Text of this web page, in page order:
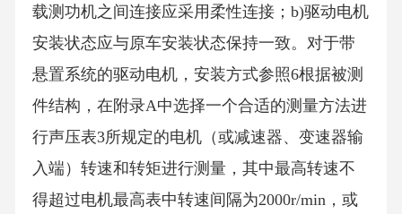
载测功机之间连接应采用柔性连接；b)驱动电机
安装状态应与原车安装状态保持一致。对于带
悬置系统的驱动电机，安装方式参照6根据被测
件结构，在附录A中选择一个合适的测量方法进
行声压表3所规定的电机（或减速器、变速器输
入端）转速和转矩进行测量，其中最高转速不
得超过电机最高表中转速间隔为2000r/min，或